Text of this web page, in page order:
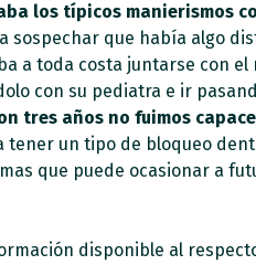
los típicos manierismos
sospechar que había algo
a toda costa juntarse con
con su pediatra e ir
tres años no fuimos
un tipo de bloqueo
que puede ocasionar a
disponible al